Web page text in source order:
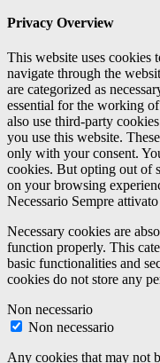
Privacy Overview
This website uses cookies
navigate through the
are categorized as
essential for the working
also use third-party
you use this website.
only with your consent.
cookies. But opting out of
on your browsing
Necessario Sempre attivato
Necessary cookies are
function properly. This
basic functionalities and
cookies do not store any
Non necessario
Non necessario
Any cookies that may not